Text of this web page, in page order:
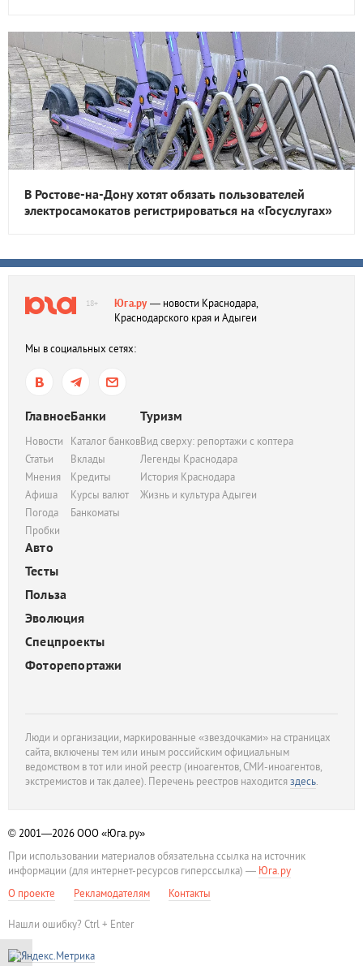
В Ростове-на-Дону хотят обязать пользователей
электросамокатов регистрироваться на «Госуслугах»
18+ Юга.ру— новости Краснодара,
Краснодарского края и Адыгеи
Мы в социальных сетях:
Главное
Новости
Статьи
Мнения
Афиша
Погода
Пробки
Банки
Каталог банков
Вклады
Кредиты
Курсы валют
Банкоматы
Туризм
Вид сверху: репортажи с коптера
Легенды Краснодара
История Краснодара
Жизнь и культура Адыгеи
Авто
Тесты
Польза
Эволюция
Спецпроекты
Фоторепортажи
Люди и организации, маркированные «звездочками» на страницах
сайта, включены тем или иным российским официальным
ведомством в тот или иной реестр (иноагентов, СМИ-иноагентов,
экстремистов и так далее). Перечень реестров находитсяздесь.
© 2001—2026ООО «Юга.ру»
При использовании материалов обязательна ссылка на источник
информации (для интернет-ресурсов гиперссылка) — Юга.ру
О проекте
Рекламодателям Контакты
Нашли ошибку? Ctrl + Enter